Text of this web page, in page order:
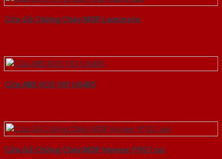
Cửa Gỗ Chống Cháy MDF Laminate
Cửa ABS KOS 101 U6405
Cửa Gỗ Chống Cháy MDF Veneer P1G1 soi